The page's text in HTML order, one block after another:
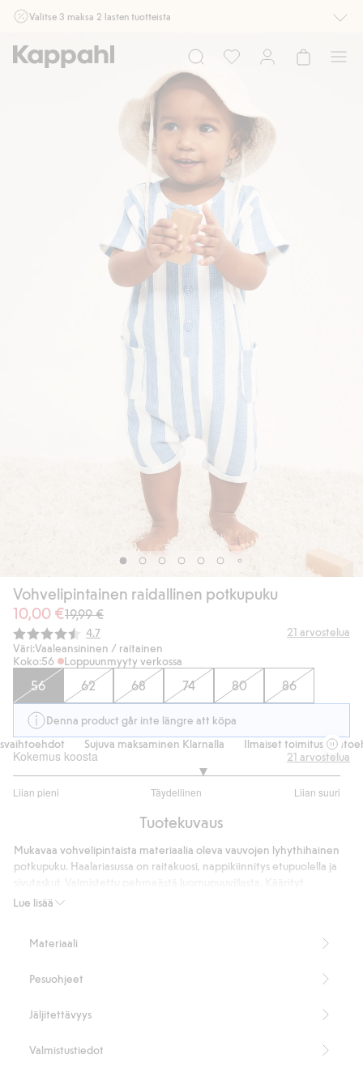
Valitse 3 maksa 2 lasten tuotteista
myymälässä ja verkossa. Ei voi yhdistää muihin alennuksiin tai tarjouksiin.
Osta nyt
Vohvelipintainen raidallinen potkupuku
10,00 €19,99 €
Keskimääräinen luokitus:
4.7 21 arvostelua
Väri:Vaaleansininen / raitainen
Koko:56 Loppuunmyyty verkossa
56 62 68 74 80 86
Denna product går inte längre att köpa
Sujuva maksaminen Klarnalla Ilmaiset
Kokemus koosta
Liian pieni Täydellinen Liian suuri
/
ääneen
21 arvostelua
Tuotekuvaus
Lue lisää
Mukavaa vohvelipintaista materiaalia oleva vauvojen lyhythihainen
potkupuku. Haalariasussa on raitakuosi, nappikiinnitys etupuolella ja
lahkeensuut.
Taskut.
Sisältää 95 % luomupuuvillaa.
Luomupuuvilla – GOTS
Materiaali
Pesuohjeet
Jäljitettävyys
Valmistustiedot